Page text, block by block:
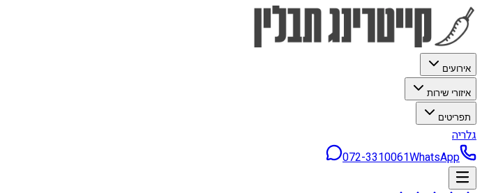
אירועים
איזורי שירות
תפריטים
גלריה
072-3310061WhatsApp